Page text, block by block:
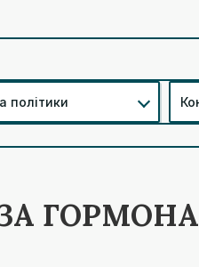
політики